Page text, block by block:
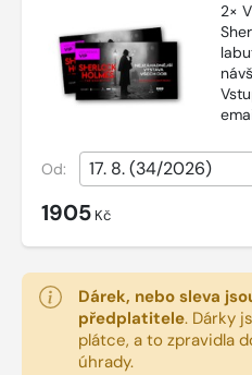
2×
Od:
1905 Kč
Dárek, nebo sleva
předplatitele. Dárky
plátce, a to zpravidla
úhrady.